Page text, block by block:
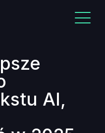
AI,